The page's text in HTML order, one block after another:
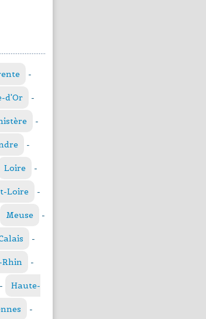
-
d'Or -
-
-
Loire -
Loire -
Meuse -
-
Rhin -
- Haute-
-